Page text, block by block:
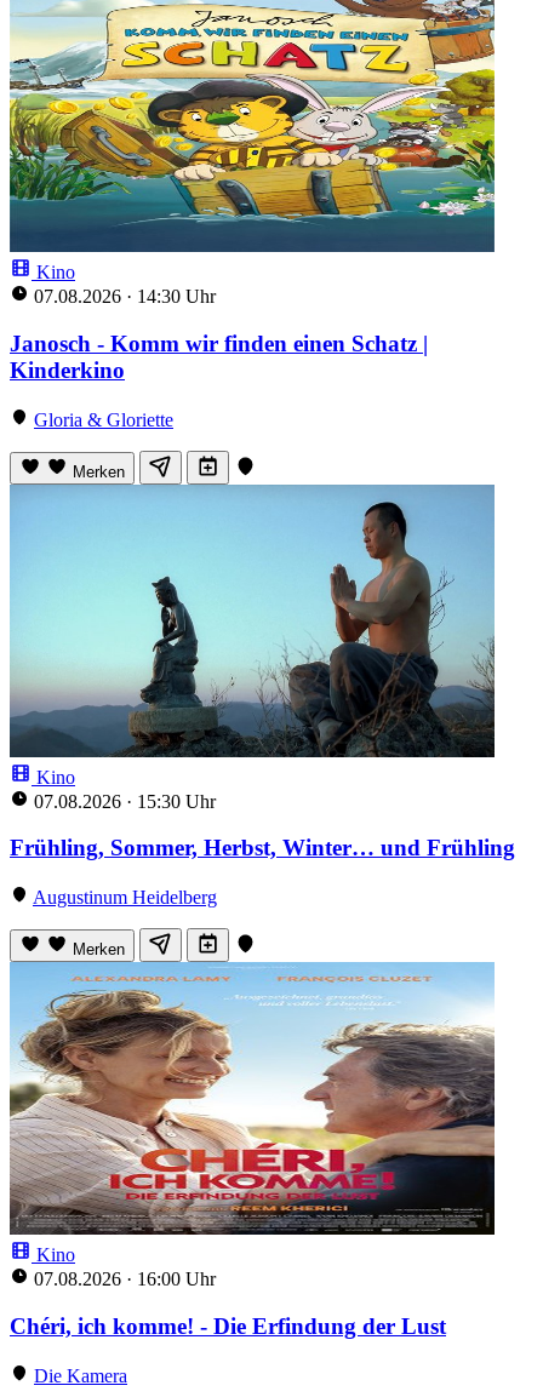
Kino
07.08.2026 · 14:30 Uhr
Janosch - Komm wir finden einen Schatz |
Kinderkino
Gloria & Gloriette
Merken
Kino
07.08.2026 · 15:30 Uhr
Frühling, Sommer, Herbst, Winter… und Frühling
Augustinum Heidelberg
Merken
Kino
07.08.2026 · 16:00 Uhr
Chéri, ich komme! - Die Erfindung der Lust
Die Kamera